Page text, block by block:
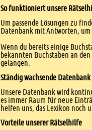
So funktioniert unsere
Um passende Lösungen zu
Datenbank mit Antworten,
Wenn du bereits einige
bekannten Buchstaben an
gelangen.
Ständig wachsende Datenbank
Unsere Datenbank wird
es immer Raum für neue
helfen uns, das Lexikon noch
Vorteile unserer Rätselhilfe